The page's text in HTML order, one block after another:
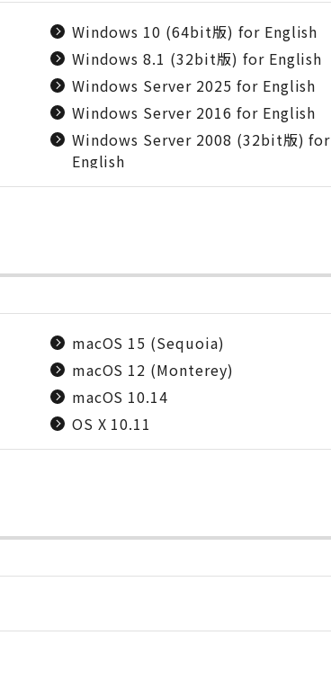
Windows 10 (64bit版) for English
Windows 8.1 (32bit版) for English
Windows Server 2025 for English
Windows Server 2016 for English
Windows Server 2008 (32bit版) for
English
macOS 15 (Sequoia)
macOS 12 (Monterey)
macOS 10.14
OS X 10.11